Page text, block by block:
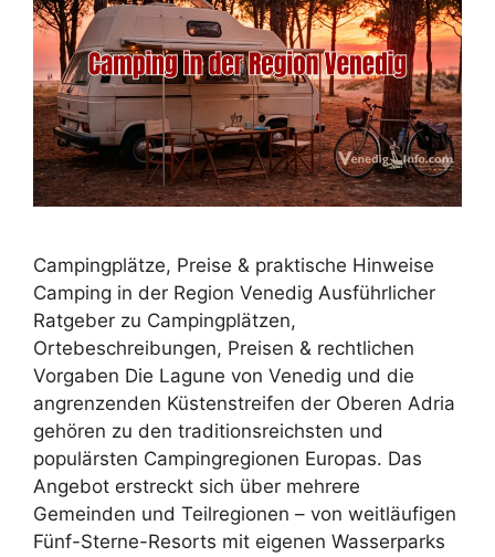
Campingplätze, Preise & praktische Hinweise
Camping in der Region Venedig Ausführlicher
Ratgeber zu Campingplätzen,
Ortebeschreibungen, Preisen & rechtlichen
Vorgaben Die Lagune von Venedig und die
angrenzenden Küstenstreifen der Oberen Adria
gehören zu den traditionsreichsten und
populärsten Campingregionen Europas. Das
Angebot erstreckt sich über mehrere
Gemeinden und Teilregionen – von weitläufigen
Fünf-Sterne-Resorts mit eigenen Wasserparks